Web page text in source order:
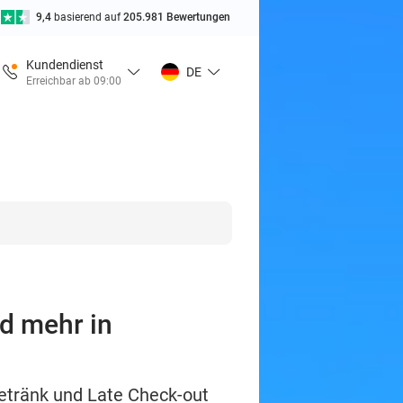
9,4 basierend auf205.981 Bewertungen
Kundendienst
Erreichbar ab 09:00
DE
mehr in
und Late Check-out